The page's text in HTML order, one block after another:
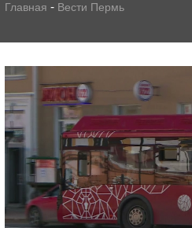
Главная - Вести Пермь